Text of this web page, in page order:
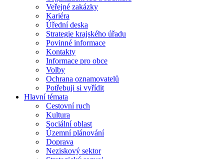
Veřejné zakázky
Kariéra
Úřední deska
Strategie krajského úřadu
Povinné informace
Kontakty
Informace pro obce
Volby
Ochrana oznamovatelů
Potřebuji si vyřídit
Hlavní témata
Cestovní ruch
Kultura
Sociální oblast
Územní plánování
Doprava
Neziskový sektor